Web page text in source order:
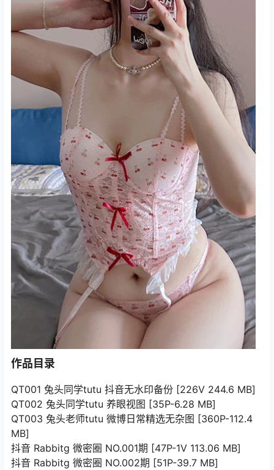
作品目录
QT001 兔头同学tutu 抖音无水印备份 [226V 244.6 MB]
QT002 兔头同学tutu 养眼视图 [35P-6.28 MB]
QT003 兔头老师tutu 微博日常精选无杂图 [360P-112.4
MB]
抖音 Rabbitg 微密圈 NO.001期 [47P-1V 113.06 MB]
抖音 Rabbitg 微密圈 NO.002期 [51P-39.7 MB]